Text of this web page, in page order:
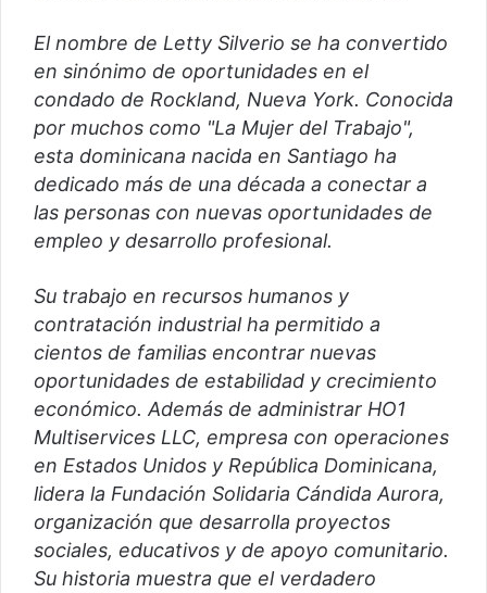
El nombre de Letty Silverio se ha convertido
en sinónimo de oportunidades en el
condado de Rockland, Nueva York. Conocida
por muchos como "La Mujer del Trabajo",
esta dominicana nacida en Santiago ha
dedicado más de una década a conectar a
las personas con nuevas oportunidades de
empleo y desarrollo profesional.
Su trabajo en recursos humanos y
contratación industrial ha permitido a
cientos de familias encontrar nuevas
oportunidades de estabilidad y crecimiento
económico. Además de administrar HO1
Multiservices LLC, empresa con operaciones
en Estados Unidos y República Dominicana,
lidera la Fundación Solidaria Cándida Aurora,
organización que desarrolla proyectos
sociales, educativos y de apoyo comunitario.
Su historia muestra que el verdadero